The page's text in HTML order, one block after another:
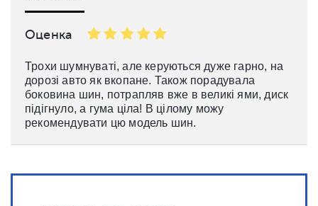
Оценка
Трохи шумнуваті, але керуються дуже гарно, на
дорозі авто як вкопане. Також порадувала
боковина шин, потрапляв вже в великі ями, диск
підігнуло, а гума ціла! В цілому можу
рекомендувати цю модель шин.